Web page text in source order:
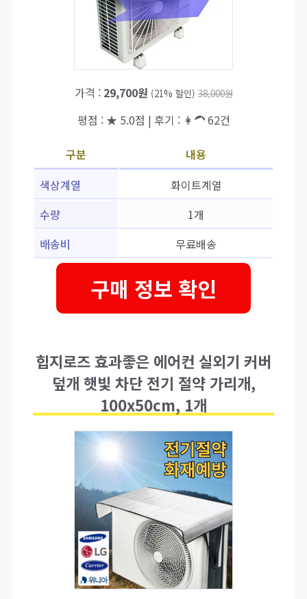
가격 : 29,700원 (21% 할인) 38,000원
평점 : ★ 5.0점 | 후기 : 👩‍🦱 62건
구분
내용
색상계열
화이트계열
수량
1개
배송비
무료배송
구매 정보 확인
힙지로즈 효과좋은 에어컨 실외기 커버
덮개 햇빛 차단 전기 절약 가리개,
100x50cm, 1개